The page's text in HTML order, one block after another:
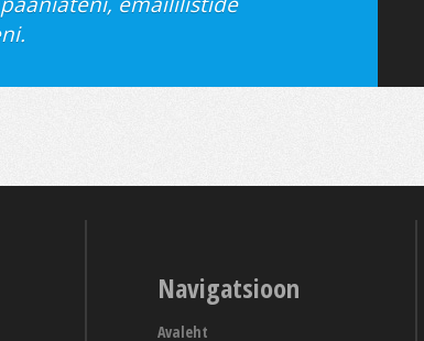
Navigatsioon
Avaleht